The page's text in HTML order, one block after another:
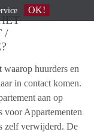
/
huurders en
in contact komen.
aan op
voor Appartementen
zelf verwijderd. De
OK!